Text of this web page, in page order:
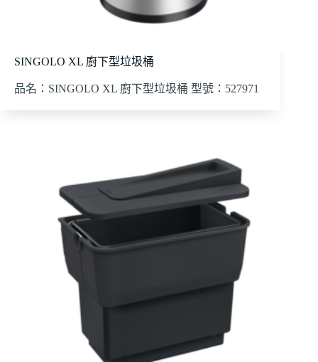
SINGOLO XL 廚下型垃圾桶
品名：SINGOLO XL 廚下型垃圾桶 型號：527971